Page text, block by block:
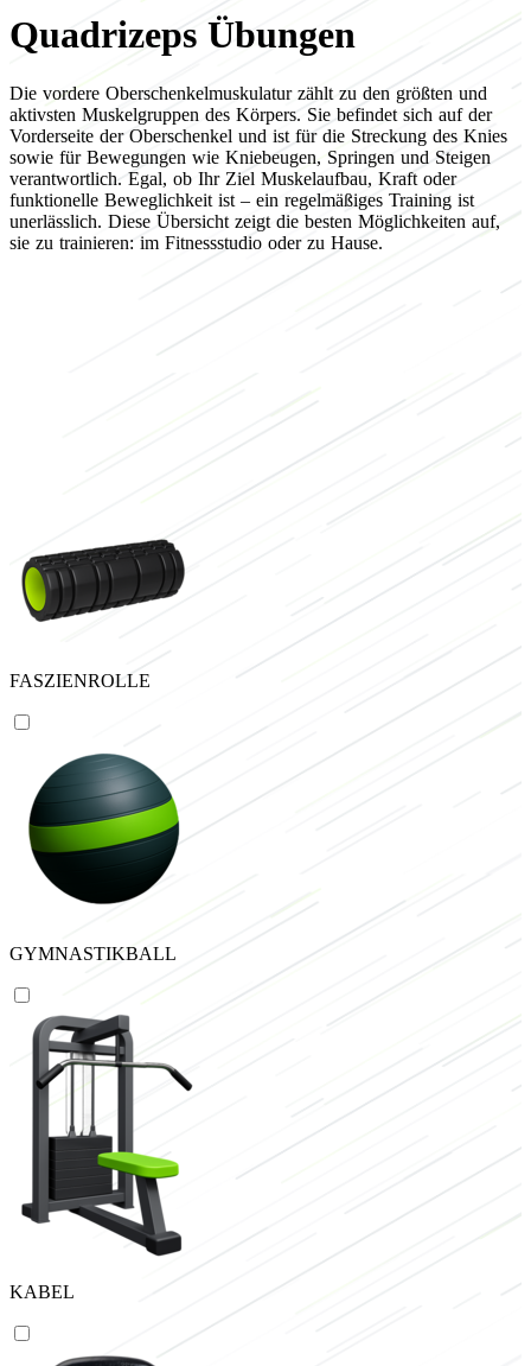
Quadrizeps Übungen
Die vordere Oberschenkelmuskulatur zählt zu den größten und
aktivsten Muskelgruppen des Körpers. Sie befindet sich auf der
Vorderseite der Oberschenkel und ist für die Streckung des Knies
sowie für Bewegungen wie Kniebeugen, Springen und Steigen
verantwortlich. Egal, ob Ihr Ziel Muskelaufbau, Kraft oder
funktionelle Beweglichkeit ist – ein regelmäßiges Training ist
unerlässlich. Diese Übersicht zeigt die besten Möglichkeiten auf,
sie zu trainieren: im Fitnessstudio oder zu Hause.
FASZIENROLLE
GYMNASTIKBALL
KABEL